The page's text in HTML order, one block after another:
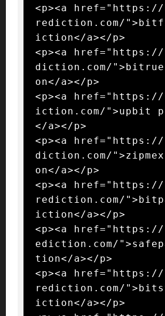
<p><a
rediction.com/
iction</a></p>
<p><a
diction.com/
on</a></p>
<p><a href="https://
iction.com/">upbit
</a></p>
<p><a href="https://
diction.com/
on</a></p>
<p><a href="https://
rediction.com/
iction</a></p>
<p><a
ediction.com/
tion</a></p>
<p><a href="https://
rediction.com/
iction</a></p>